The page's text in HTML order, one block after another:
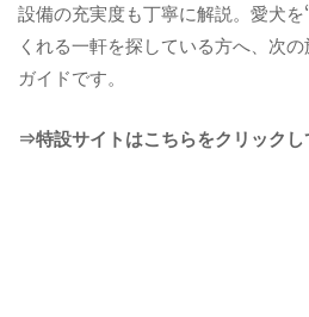
設備の充実度も丁寧に解説。愛犬
くれる一軒を探している方へ、次
ガイドです。
⇒特設サイトはこちらをクリックし